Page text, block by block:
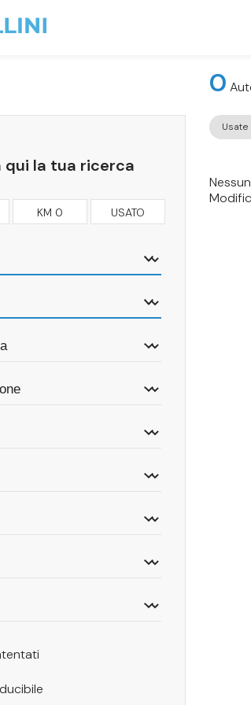
0
qui la tua ricerca
KM 0 USATO
Usate